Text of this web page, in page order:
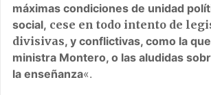
máximas condiciones de unidad
social, cese en todo intento de
divisivas, y conflictivas, como la
ministra Montero, o las aludidas
la enseñanza«.